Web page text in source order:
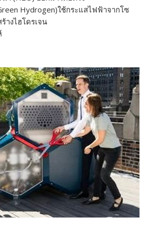
Hydrogen)ใช้กระแสไฟฟ้าจากโซ
างไฮโดรเจน